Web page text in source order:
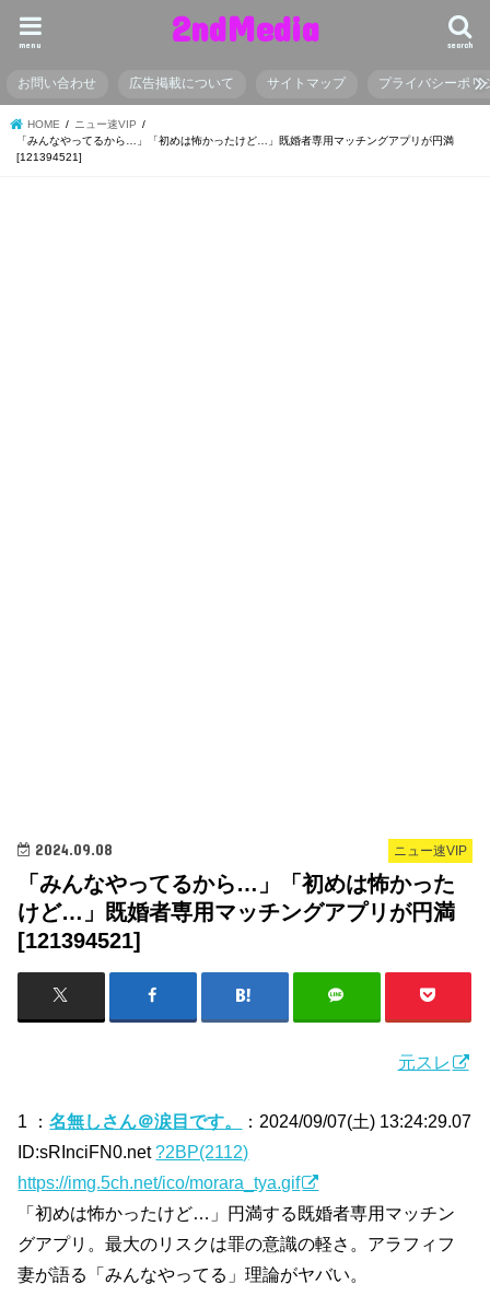
2ndMedia search
menu
お問い合わせ 広告掲載について サイトマップ プライバシーポリ
HOME
ニュー速VIP
「みんなやってるから…」「初めは怖かったけど…」既婚者専用マッチングアプリが円満
[121394521]
ニュー速VIP
2024.09.08
「みんなやってるから…」「初めは怖かった
けど…」既婚者専用マッチングアプリが円満
[121394521]
元スレ
1 ：名無しさん＠涙目です。
：2024/09/07(土) 13:24:29.07
ID:sRInciFN0.net?2BP(2112)
https://img.5ch.net/ico/morara_tya.gif
「初めは怖かったけど…」円満する既婚者専用マッチン
グアプリ。最大のリスクは罪の意識の軽さ。アラフィフ
妻が語る「みんなやってる」理論がヤバい。